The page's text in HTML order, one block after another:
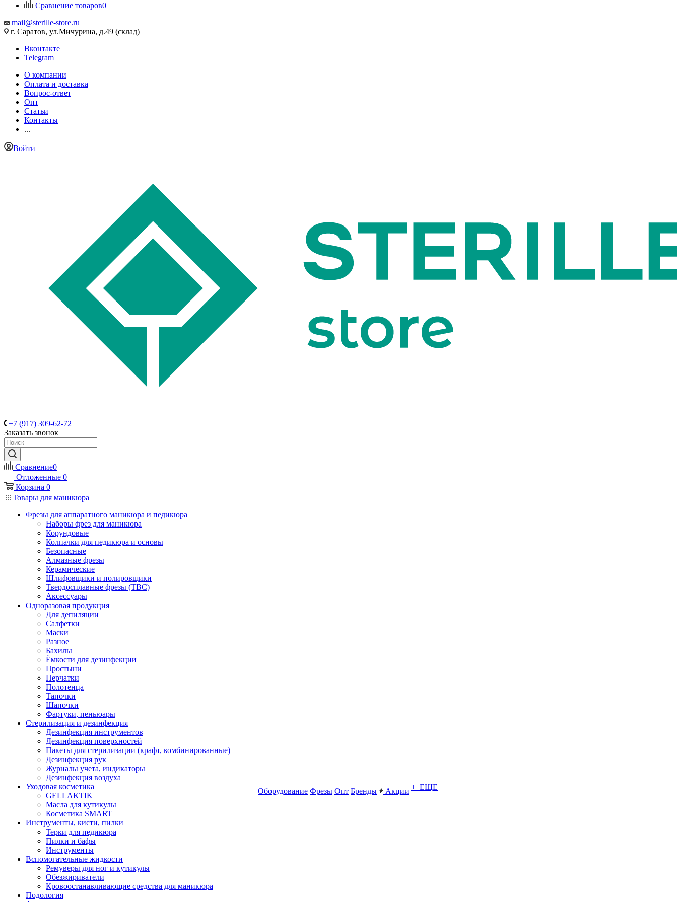
Сравнение товаров0
mail@sterille-store.ru
г. Саратов, ул.Мичурина, д.49 (склад)
Вконтакте
Telegram
О компании
Оплата и доставка
Вопрос-ответ
Опт
Статьи
Контакты
...
Войти
+7 (917) 309-62-72
Заказать звонок
Сравнение0
Отложенные 0
Корзина 0
Товары для маникюра
Фрезы для аппаратного маникюра и педикюра
Наборы фрез для маникюра
Корундовые
Колпачки для педикюра и основы
Безопасные
Алмазные фрезы
Керамические
Шлифовщики и полировщики
Твердосплавные фрезы (ТВС)
Аксессуары
Одноразовая продукция
Для депиляции
Салфетки
Маски
Разное
Бахилы
Ёмкости для дезинфекции
Простыни
Перчатки
Полотенца
Тапочки
Шапочки
Фартуки, пеньюары
Стерилизация и дезинфекция
Дезинфекция инструментов
Дезинфекция поверхностей
Пакеты для стерилизации (крафт, комбинированные)
Дезинфекция рук
Журналы учета, индикаторы
Дезинфекция воздуха
Уходовая косметика
GELLAKTIK
Масла для кутикулы
Косметика SMART
Инструменты, кисти, пилки
Терки для педикюра
Пилки и бафы
Инструменты
Вспомогательные жидкости
Ремуверы для ног и кутикулы
Обезжириватели
Кровоостанавливающие средства для маникюра
Подология
Оборудование Фрезы Опт Бренды Акции + ЕЩЕ